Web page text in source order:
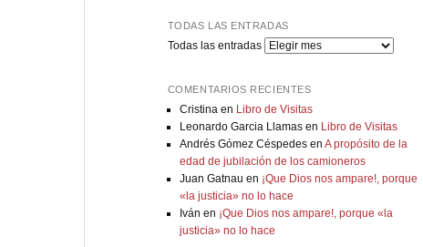
TODAS LAS ENTRADAS
Todas las entradas
COMENTARIOS RECIENTES
Cristinaen Libro de Visitas
Leonardo Garcia Llamasen Libro de Visitas
Andrés Gómez Céspedesen A propósito de la
edad de jubilación de los camioneros
Juan Gatnau en ¡Que Dios nos ampare!, porque
«la justicia» no lo hace
Iván en ¡Que Dios nos ampare!, porque «la
justicia» no lo hace